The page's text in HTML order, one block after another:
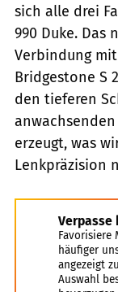
sich alle drei
990 Duke. Das
Verbindung
Bridgestone S
den tieferen
erzeugt, was
Lenkpräzision
Verpasse
Favorisiere
häufiger
angezeigt
Auswahl